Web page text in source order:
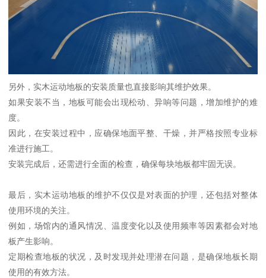
另外，实木运动地板的安装质量也直接影响其维护效果。
如果安装不当，地板可能会出现松动、异响等问题，增加维护的难
度。
因此，在安装过程中，应确保地面平整、干燥，并严格按照专业标
准进行施工。
安装完成后，还需进行全面的检查，确保每块地板都牢固无误。
最后，实木运动地板的维护不仅仅是对表面的护理，还包括对整体
使用环境的关注。
例如，场馆内的通风情况、温度变化以及使用频率等因素都会对地
板产生影响。
定期检查地板的状况，及时发现并处理潜在问题，是确保地板长期
使用的有效方法。